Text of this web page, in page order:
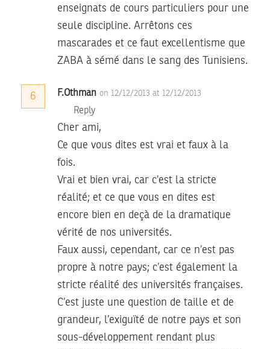
enseignats de cours particuliers pour une
seule discipline. Arrêtons ces
mascarades et ce faut excellentisme que
ZABA à sémé dans le sang des Tunisiens.
6 F.Othman on 12/12/2013 at 12/12/2013
Reply
Cher ami,
Ce que vous dites est vrai et faux à la
fois.
Vrai et bien vrai, car c’est la stricte
réalité; et ce que vous en dites est
encore bien en deçà de la dramatique
vérité de nos universités.
Faux aussi, cependant, car ce n’est pas
propre à notre pays; c’est également la
stricte réalité des universités françaises.
C’est juste une question de taille et de
grandeur, l’exiguïté de notre pays et son
sous-développement rendant plus